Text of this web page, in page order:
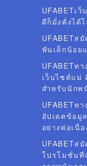
UFABETเ
ดีก็มั่งคั่งได้ไ
UFABETส
พันเล็กน้อย
UFABETท
เว็บไซต์แม่
สำหรับนักพ
UFABETท
อัปเดตข้อมู
อย่างต่อเนื่อ
UFABETส
โปรโมชั่นที่